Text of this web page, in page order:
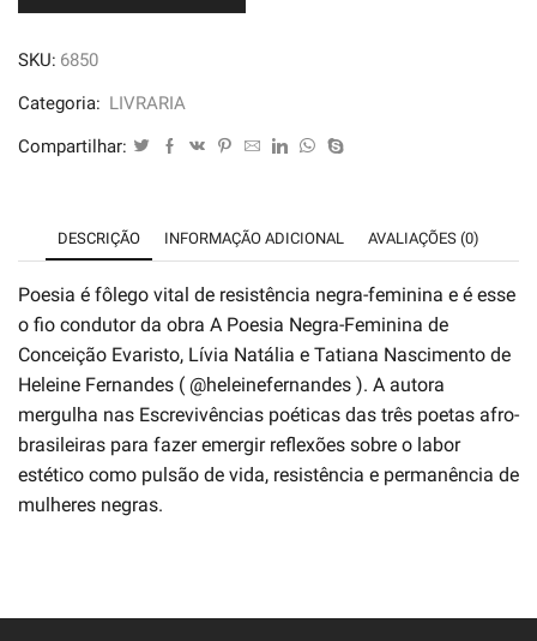
SKU: 6850
Categoria: LIVRARIA
Compartilhar:
DESCRIÇÃO INFORMAÇÃO ADICIONAL AVALIAÇÕES (0)
Poesia é fôlego vital de resistência negra-feminina e é esse
o fio condutor da obra A Poesia Negra-Feminina de
Conceição Evaristo, Lívia Natália e Tatiana Nascimento de
Heleine Fernandes ( @heleinefernandes ). A autora
mergulha nas Escrevivências poéticas das três poetas afro-
brasileiras para fazer emergir reflexões sobre o labor
estético como pulsão de vida, resistência e permanência de
mulheres negras.